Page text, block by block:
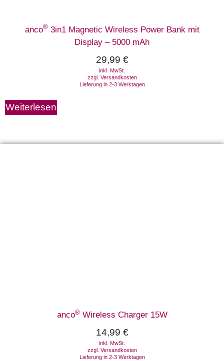
anco®3in1 Magnetic Wireless Power Bank mit
Display – 5000 mAh
29,99 €
inkl. MwSt.
zzgl. Versandkosten
Lieferung in 2-3 Werktagen
Weiterlesen
anco®Wireless Charger 15W
14,99 €
inkl. MwSt.
zzgl. Versandkosten
Lieferung in 2-3 Werktagen